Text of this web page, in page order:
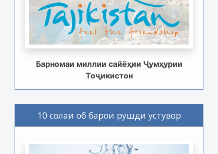
Барномаи миллии сайёҳии Ҷумҳурии
Тоҷикистон
10 солаи об барои рушди устувор